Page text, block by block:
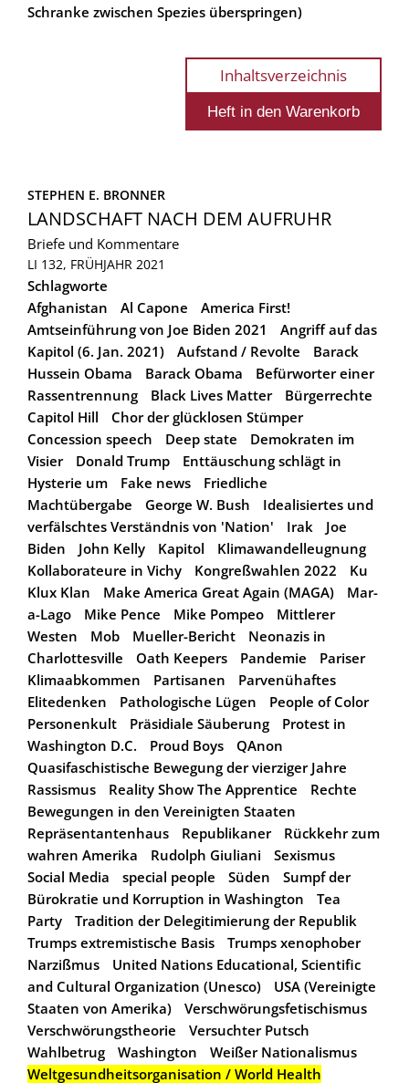
Schranke zwischen Spezies überspringen)
Inhaltsverzeichnis
STEPHEN E. BRONNER
LANDSCHAFT NACH DEM AUFRUHR
Briefe und Kommentare
LI 132, FRÜHJAHR 2021
Schlagworte
Afghanistan
Al Capone
America First!
Amtseinführung von Joe Biden 2021
Angriff auf das
Kapitol (6. Jan. 2021)
Aufstand / Revolte
Barack
Hussein Obama
Barack Obama
Befürworter einer
Rassentrennung
Black Lives Matter
Bürgerrechte
Capitol Hill
Chor der glücklosen Stümper
Concession speech
Deep state
Demokraten im
Visier
Donald Trump
Enttäuschung schlägt in
Hysterie um
Fake news
Friedliche
Machtübergabe
George W. Bush
Idealisiertes und
verfälschtes Verständnis von 'Nation'
Irak
Joe
Biden
John Kelly Kapitol
Klimawandelleugnung
Kollaborateure in Vichy
Kongreßwahlen 2022
Ku
Klux Klan
Make America Great Again (MAGA)
Mar-
a-Lago
Mike Pence Mike Pompeo
Mittlerer
Westen
Mob Mueller-Bericht
Neonazis in
Charlottesville
Oath Keepers Pandemie
Pariser
Klimaabkommen
Partisanen
Parvenühaftes
Elitedenken
Pathologische Lügen
People of Color
Personenkult
Präsidiale Säuberung
Protest in
Washington D.C.
Proud Boys
QAnon
Quasifaschistische Bewegung der vierziger Jahre
Rassismus
Reality Show The Apprentice
Rechte
Bewegungen in den Vereinigten Staaten
Repräsentantenhaus
Republikaner
Rückkehr zum
wahren Amerika
Rudolph Giuliani
Sexismus
Social Media
special people Süden
Sumpf der
Bürokratie und Korruption in Washington
Tea
Party
Tradition der Delegitimierung der Republik
Trumps extremistische Basis
Trumps xenophober
Narzißmus
United Nations Educational, Scientific
and Cultural Organization (Unesco)
USA (Vereinigte
Staaten von Amerika)
Verschwörungsfetischismus
Verschwörungstheorie
Versuchter Putsch
Wahlbetrug
Washington
Weißer Nationalismus
Weltgesundheitsorganisation / World Health